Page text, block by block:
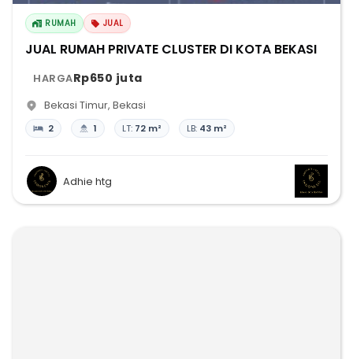
RUMAH JUAL
JUAL RUMAH PRIVATE CLUSTER DI KOTA BEKASI
HARGARp650 juta
Bekasi Timur, Bekasi
2 1 LT: 72 m² LB: 43 m²
Adhie htg